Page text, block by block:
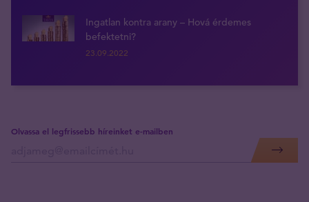
Ingatlan kontra arany – Hová érdemes
befektetni?
23.09.2022
Olvassa el legfrissebb híreinket e-mailben